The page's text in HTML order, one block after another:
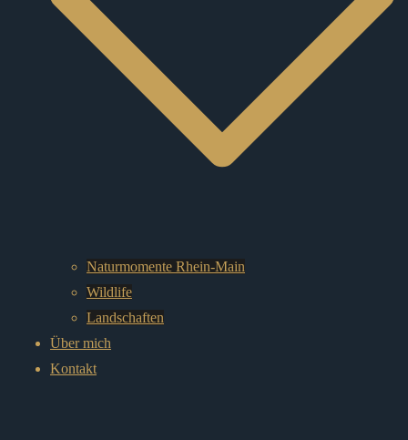
Naturmomente Rhein-Main
Wildlife
Landschaften
Über mich
Kontakt